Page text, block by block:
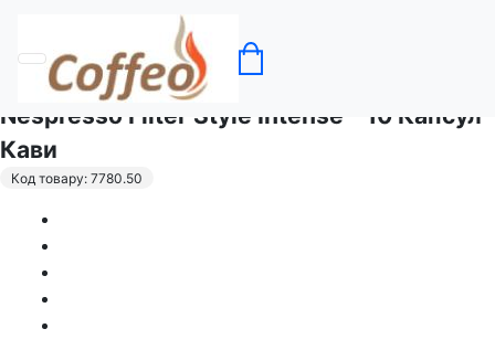
Кава в капсулах Nespresso
Nespresso Filter Style Intense - 10 Капсул
Кави
Код товару: 7780.50